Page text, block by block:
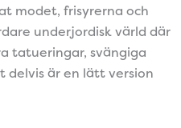
modet, frisyrerna och
underjordisk värld där
tatueringar, svängiga
delvis är en lätt version